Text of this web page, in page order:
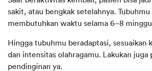
sakit, atau bengkak setelahnya.
membutuhkan waktu selama 6–8
Hingga tubuhmu beradaptasi, sesuaikan
dan intensitas olahragamu. Lakukan juga
pendinginan ya.